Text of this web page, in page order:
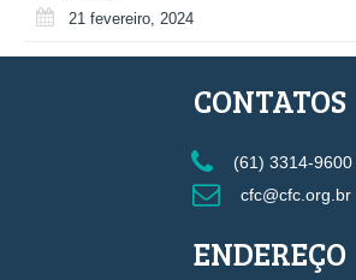
21 fevereiro, 2024
CONTATOS
(61) 3314-9600
cfc@cfc.org.br
ENDEREÇO